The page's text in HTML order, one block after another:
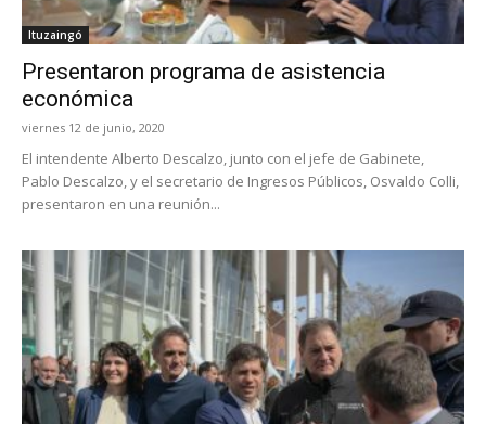
Ituzaingó
Presentaron programa de asistencia
económica
viernes 12 de junio, 2020
El intendente Alberto Descalzo, junto con el jefe de Gabinete,
Pablo Descalzo, y el secretario de Ingresos Públicos, Osvaldo Colli,
presentaron en una reunión...